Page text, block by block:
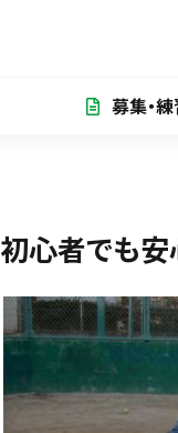
募集・
初心者でも安